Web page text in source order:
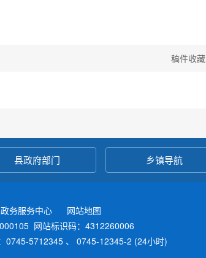
稿件收藏
县政府部门 乡镇导航
务服务中心
网站地图
网站标识码：4312260006
5712345 、 0745-12345-2 (24小时)